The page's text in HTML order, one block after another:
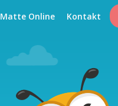
Matte Online Kontakt